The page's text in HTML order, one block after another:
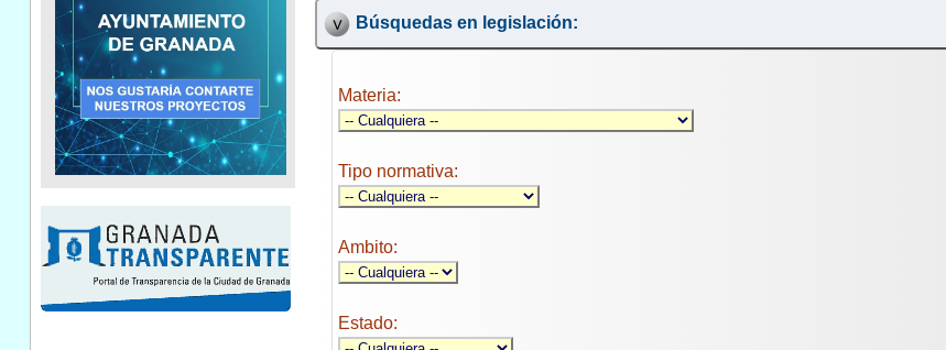
Búsquedas en legislación:
Materia:
Tipo normativa:
Ambito:
Estado: